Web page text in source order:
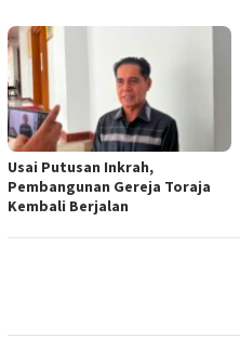
Usai Putusan Inkrah,
Pembangunan Gereja Toraja
Kembali Berjalan